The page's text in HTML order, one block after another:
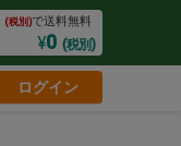
(税別)で送料無料
¥0 (税別)
ログイン